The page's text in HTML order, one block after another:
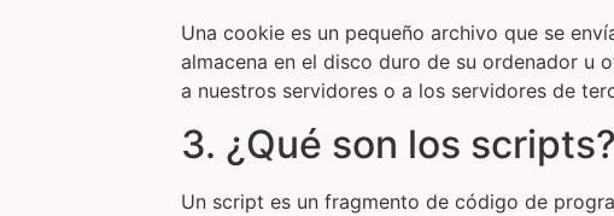
Una cookie es un pequeño archivo que se
almacena en el disco duro de su ordenador u
a nuestros servidores o a los servidores de
3. ¿Qué son los scripts?
Un script es un fragmento de código de